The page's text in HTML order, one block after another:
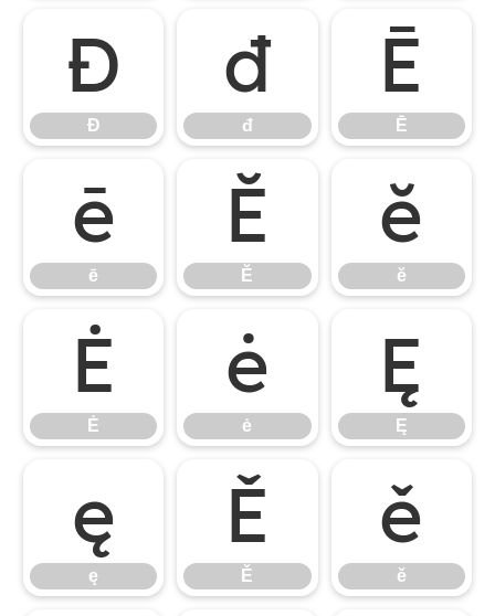
Đ
Đ
đ
đ
Ē
Ē
ē
ē
Ĕ
Ĕ
ĕ
ĕ
Ė
Ė
ė
ė
Ę
Ę
ę
ę
Ě
Ě
ě
ě